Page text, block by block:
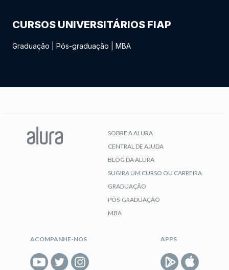
CURSOS UNIVERSITÁRIOS FIAP
Graduação Pós-graduação MBA
SOBRE A ALURA
CENTRAL DE AJUDA
BLOG DA ALURA
SUGIRA UM CURSO OU CARREIRA
GRADUAÇÃO
PÓS-GRADUAÇÃO
MBA
ACOMPANHE-NOS APPS